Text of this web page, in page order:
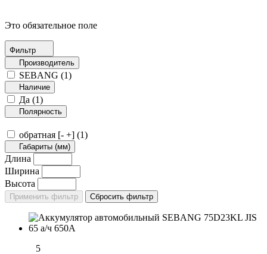
Это обязательное поле
Фильтр
Производитель
SEBANG (1)
Наличие
Да (1)
Полярность
обратная [- +] (1)
Габариты (мм)
Длина
Ширина
Высота
5